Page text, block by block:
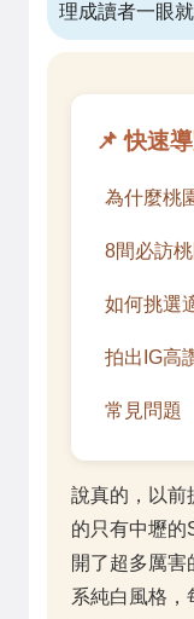
理成讀者一眼
📌 快速
為什麼桃
8間必訪
如何挑選
拍出IG高
常見問題
說真的，以前
的只有中壢的
開了超多厲
系純白風格，